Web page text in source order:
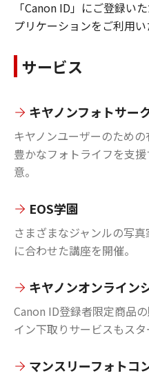
「Canon ID」にご登録い
プリケーションをご利用い
サービス
キヤノンフォトサー
キヤノンユーザーのため
豊かなフォトライフを支
意。
EOS学園
さまざまなジャンルの写
に合わせた講座を開催。
キヤノンオンライン
Canon ID登録者限定商品
イン下取りサービスもスタ
マンスリーフォトコ